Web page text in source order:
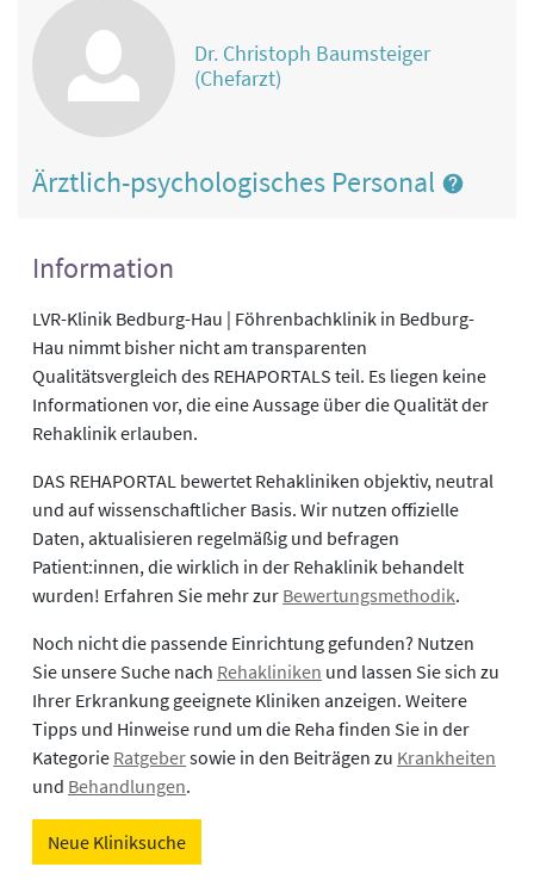
Dr. Christoph Baumsteiger
(Chefarzt)
Ärztlich-psychologisches Personal
Information
LVR-Klinik Bedburg-Hau | Föhrenbachklinik in Bedburg-
Hau nimmt bisher nicht am transparenten
Qualitätsvergleich des REHAPORTALS teil. Es liegen keine
Informationen vor, die eine Aussage über die Qualität der
Rehaklinik erlauben.
DAS REHAPORTAL bewertet Rehakliniken objektiv, neutral
und auf wissenschaftlicher Basis. Wir nutzen offizielle
Daten, aktualisieren regelmäßig und befragen
Patient:innen, die wirklich in der Rehaklinik behandelt
wurden! Erfahren Sie mehr zur Bewertungsmethodik.
Noch nicht die passende Einrichtung gefunden? Nutzen
Sie unsere Suche nach Rehakliniken und lassen Sie sich zu
Ihrer Erkrankung geeignete Kliniken anzeigen. Weitere
Tipps und Hinweise rund um die Reha finden Sie in der
Kategorie Ratgebersowie in den Beiträgen zu Krankheiten
und Behandlungen.
Neue Kliniksuche